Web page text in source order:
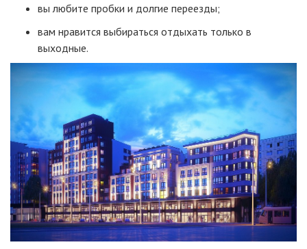
вы любите пробки и долгие переезды;
вам нравится выбираться отдыхать только в
выходные.